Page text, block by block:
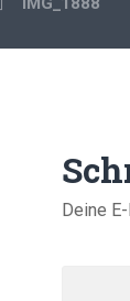
Deine